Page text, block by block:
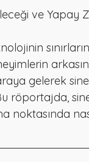
ve Yapay
gelerek
röportajda,